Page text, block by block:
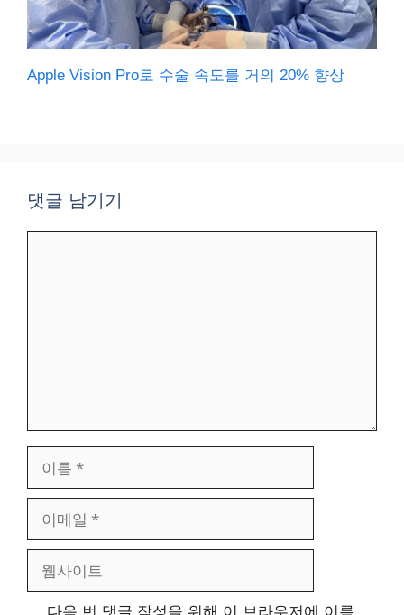
Apple Vision Pro로 수술 속도를 거의 20% 향상
댓글 남기기
일